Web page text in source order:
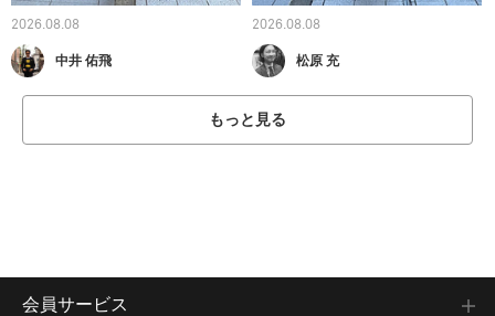
2026.08.08
中井 佑飛
2026.08.08
松原 充
もっと見る
会員サービス